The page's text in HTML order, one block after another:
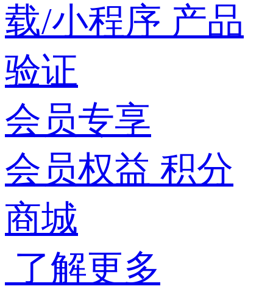
载/小程序 产品
验证
会员专享
会员权益 积分
商城
了解更多